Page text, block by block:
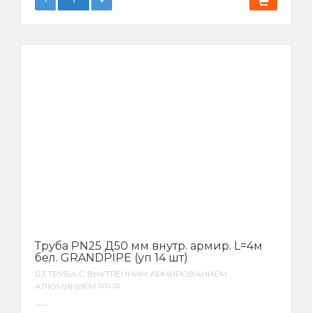
Труба PN25 Д50 мм внутр. армир. L=4м
бел. GRANDPIPE (уп 14 шт)
03.ТРУБА С ВНУТРЕННИМ АРМИРОВАНИЕМ
АЛЮМИНИЕМ PP-R